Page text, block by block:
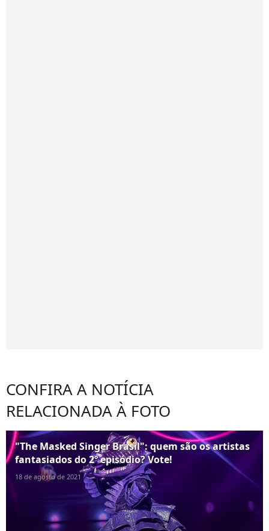
CONFIRA A NOTÍCIA
RELACIONADA À FOTO
"The Masked Singer Brasil": quem são os artistas
fantasiados do 2º episódio? Vote!
18 de agosto de 2021